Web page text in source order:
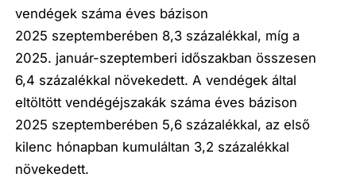
vendégek száma éves bázison
2025 szeptemberében 8,3 százalékkal, míg a
2025. január-szeptemberi időszakban összesen
6,4 százalékkal növekedett. A vendégek által
eltöltött vendégéjszakák száma éves bázison
2025 szeptemberében 5,6 százalékkal, az első
kilenc hónapban kumuláltan 3,2 százalékkal
növekedett.